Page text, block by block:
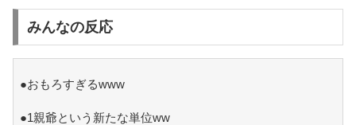
みんなの反応
●おもろすぎるwww
●1親爺という新たな単位ww